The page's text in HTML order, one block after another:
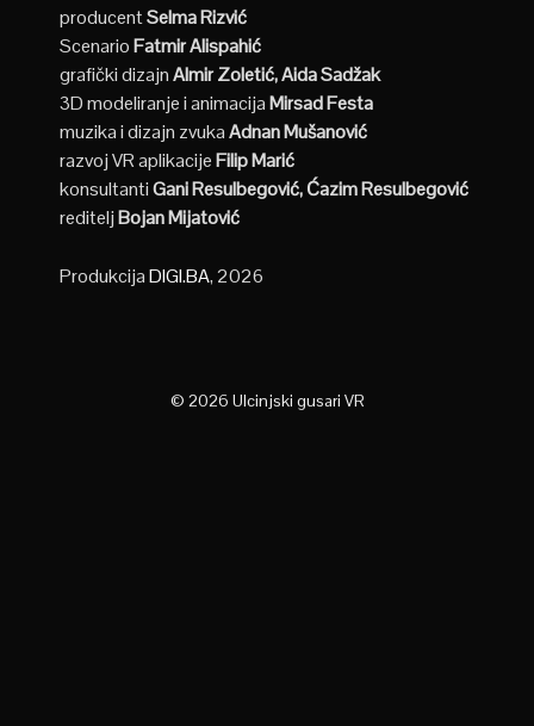
producentSelma Rizvić
ScenarioFatmir Alispahić
grafički dizajnAlmir Zoletić, Aida Sadžak
3D modeliranje i animacijaMirsad Festa
muzika i dizajn zvukaAdnan Mušanović
razvoj VR aplikacijeFilip Marić
konsultantiGani Resulbegović, Ćazim Resulbegović
rediteljBojan Mijatović
ProdukcijaDIGI.BA, 2026
© 2026 Ulcinjski gusari VR